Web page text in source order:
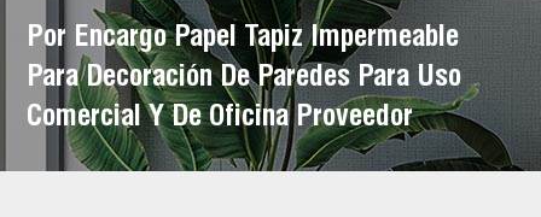
Por Encargo Papel Tapiz Impermeable
Para Decoración De Paredes Para Uso
Comercial Y De Oficina Proveedor